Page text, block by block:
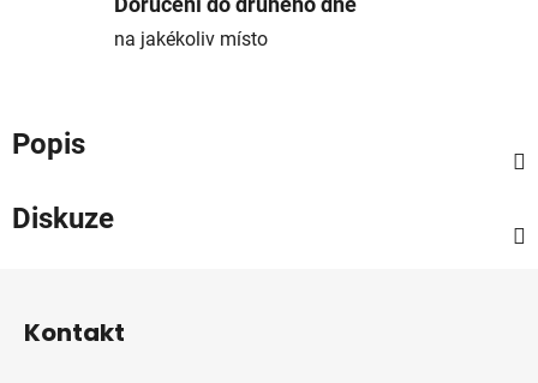
Doručení do druhého dne
na jakékoliv místo
Popis
Diskuze
Kontakt